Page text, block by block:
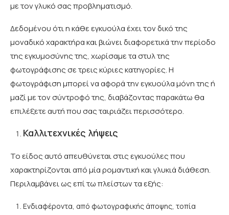
με τον γλυκό σας προβληματισμό.
Δεδομένου ότι η κάθε εγκυούλα έχει τον δικό της
μοναδικό χαρακτήρα και βιώνει διαφορετικά την περίοδο
της εγκυμοσύνης της, χωρίσαμε τα στυλ της
φωτογράφισης σε τρεις κύριες κατηγορίες. Η
φωτογράφιση μπορεί να αφορά την εγκυούλα μόνη της ή
μαζί με τον σύντροφό της, διαβάζοντας παρακάτω θα
επιλέξετε αυτή που σας ταιριάζει περισσότερο.
Καλλιτεχνικές λήψεις
Το είδος αυτό απευθύνεται στις εγκυούλες που
χαρακτηρίζονται από μία ρομαντική και γλυκιά διάθεση.
Περιλαμβάνει ως επί τω πλείστων τα εξής:
Ενδιαφέροντα, από φωτογραφικής άποψης, τοπία